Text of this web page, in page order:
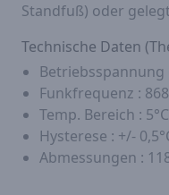
Standfuß) oder
Technische Daten
Betriebsspannung
Funkfrequenz :
Temp. Bereich :
Hysterese : +/-
Abmessungen :